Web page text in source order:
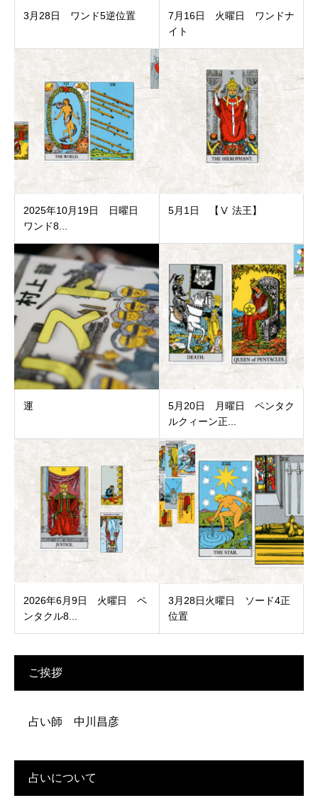
3月28日 ワンド5逆位置
7月16日 火曜日 ワンドナ
イト
2025年10月19日 日曜日
ワンド8...
5月1日 【Ⅴ 法王】
運
5月20日 月曜日 ペンタク
ルクィーン正...
2026年6月9日 火曜日 ペ
ンタクル8...
3月28日火曜日 ソード4正
位置
ご挨拶
占い師 中川昌彦
占いについて